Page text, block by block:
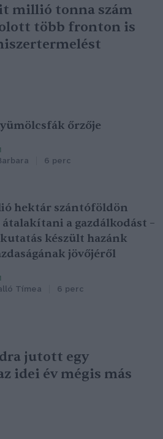
millió tonna szám
több fronton is
őrzője
6 perc
hektár szántóföldön
a gazdálkodást –
készült hazánk
jövőjéről
Tímea 6 perc
jutott egy
idei év mégis más